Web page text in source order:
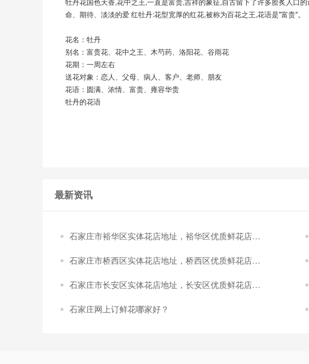
命、期待、淡淡的爱 红牡丹:花型宽厚的红花,被称为百花之王,花语是"富贵"。
花名：牡丹
别名：富贵花、花中之王、木芍药、洛阳花、谷雨花
花期：一周左右
送花对象：恋人、父母、病人、客户、老师、朋友
花语：圆满、浓情、富贵、雍容华贵
牡丹的花语
最新资讯
石家庄市裕华区实体花店地址，裕华区优质鲜花店推
石家庄市桥西区实体花店地址，桥西区优质鲜花店推
石家庄市长安区实体花店地址，长安区优质鲜花店推
石家庄网上订鲜花哪家好？